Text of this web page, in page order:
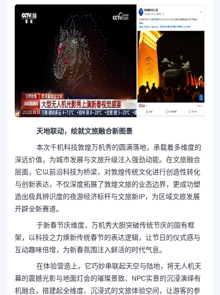
天地联动，绘就文旅融合新图景
本次千机科技敦煌万机秀的圆满落地，承载着多维度的
深远价值，为城市发展与文旅升级注入强劲动能。在文旅融合
层面，它以前沿科技为桥梁，对敦煌传统文化进行创造性转化
与创新表达，不仅深度拓展了敦煌文旅的业态边界，更成功塑
造出极具辨识度的夜游经济标杆与文旅新IP，为区域文旅发展
开辟全新赛道。
于新春节庆维度，万机秀大胆突破传统节庆的固有框
架，以科技之力焕新传统春节的表达逻辑，让节日的仪式感与
互动趣味倍增，为新春氛围注入鲜活的时代气息。
在体验营造上，它巧妙串联起天空与陆地，将无人机天
幕的震撼光影与地面灯会的璀璨景致、NPC实景的沉浸演绎有
机融合，搭建起全维度、沉浸式的文旅体验空间，让游客的参